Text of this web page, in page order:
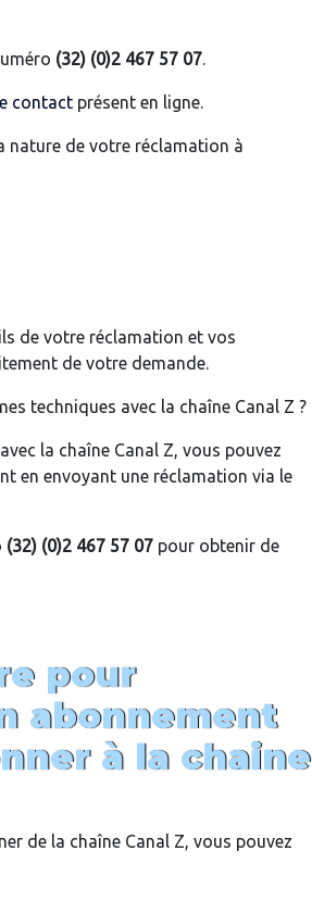
(32) (0)2 467 57 07.
contact présent en ligne.
nature de votre réclamation à
de votre réclamation et vos
de votre demande.
techniques avec la chaîne Canal Z ?
la chaîne Canal Z, vous pouvez
en envoyant une réclamation via le
(32) (0)2 467 57 07 pour obtenir de
pour
abonnement
à la chaine
de la chaîne Canal Z, vous pouvez